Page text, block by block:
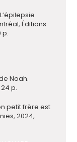
Éditions
p.
Noah.
p.
petit frère est
2024,